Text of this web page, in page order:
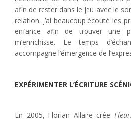
afin de rester dans le jeu avec le
relation. J’ai beaucoup écouté les
enfance afin de trouver une
m’enrichisse. Le temps
accompagne l’émergence de
EXPÉRIMENTER L’ÉCRITURE
En 2005, Florian Allaire crée